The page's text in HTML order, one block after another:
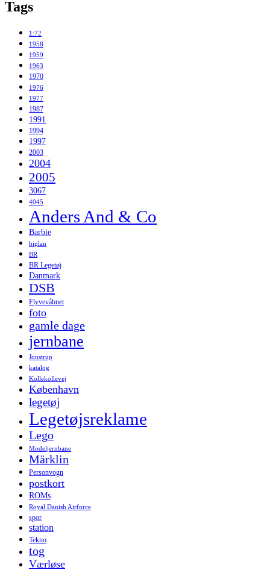
Tags
1:72
1958
1959
1963
1970
1976
1977
1987
1991
1994
1997
2003
2004
2005
3067
4045
Anders And & Co
Barbie
biplan
BR
BR Legetøj
Danmark
DSB
Flyvevåbnet
foto
gamle dage
jernbane
Jonstrup
katalog
Kollekollevej
København
legetøj
Legetøjsreklame
Lego
Modeljernbane
Märklin
Personvogn
postkort
ROMs
Royal Danish Airforce
spor
station
Tekno
tog
Værløse